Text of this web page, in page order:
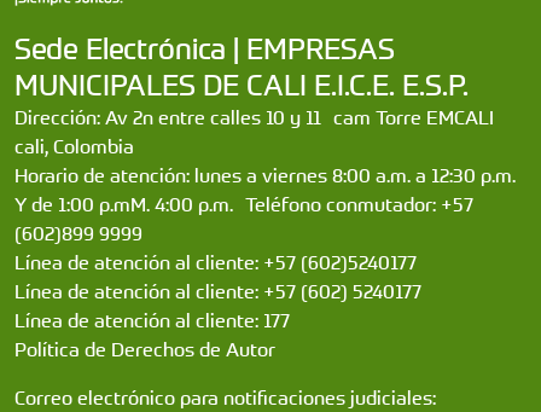
Sede Electrónica | EMPRESAS
MUNICIPALES DE CALI E.I.C.E. E.S.P.
Dirección: Av 2n entre calles 10 y 11 cam Torre EMCALI
cali, Colombia
Horario de atención: lunes a viernes 8:00 a.m. a 12:30 p.m.
Y de 1:00 p.mM. 4:00 p.m. Teléfono conmutador: +57
(602)899 9999
Línea de atención al cliente: +57 (602)5240177
Línea de atención al cliente: +57 (602) 5240177
Línea de atención al cliente: 177
Política de Derechos de Autor
Correo electrónico para notificaciones judiciales: